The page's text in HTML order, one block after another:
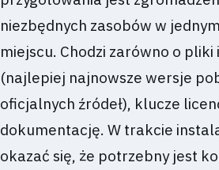
niezbędnych zasobów w
miejscu. Chodzi zarówno o
(najlepiej najnowsze wersje
oficjalnych źródeł), klucze
dokumentację. W trakcie
okazać się, że potrzebny jest